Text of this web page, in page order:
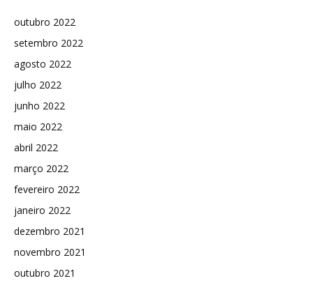
outubro 2022
setembro 2022
agosto 2022
julho 2022
junho 2022
maio 2022
abril 2022
março 2022
fevereiro 2022
janeiro 2022
dezembro 2021
novembro 2021
outubro 2021